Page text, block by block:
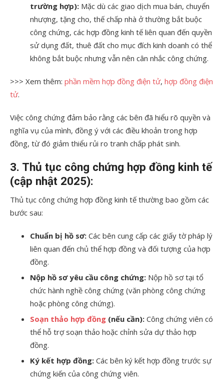
trường hợp): Mặc dù các giao dịch mua bán, chuyển
nhượng, tặng cho, thế chấp nhà ở thường bắt buộc
công chứng, các hợp đồng kinh tế liên quan đến quyền
sử dụng đất, thuê đất cho mục đích kinh doanh có thể
không bắt buộc nhưng vẫn nên cân nhắc công chứng.
>>> Xem thêm: phần mềm hợp đồng điện tử, hợp đồng điện
tử.
Việc công chứng đảm bảo rằng các bên đã hiểu rõ quyền và
nghĩa vụ của mình, đồng ý với các điều khoản trong hợp
đồng, từ đó giảm thiểu rủi ro tranh chấp phát sinh.
3. Thủ tục công chứng hợp đồng kinh tế
(cập nhật 2025):
Thủ tục công chứng hợp đồng kinh tế thường bao gồm các
bước sau:
Chuẩn bị hồ sơ: Các bên cung cấp các giấy tờ pháp lý
liên quan đến chủ thể hợp đồng và đối tượng của hợp
đồng.
Nộp hồ sơ yêu cầu công chứng: Nộp hồ sơ tại tổ
chức hành nghề công chứng (văn phòng công chứng
hoặc phòng công chứng).
Soạn thảo hợp đồng (nếu cần): Công chứng viên có
thể hỗ trợ soạn thảo hoặc chỉnh sửa dự thảo hợp
đồng.
Ký kết hợp đồng: Các bên ký kết hợp đồng trước sự
chứng kiến của công chứng viên.